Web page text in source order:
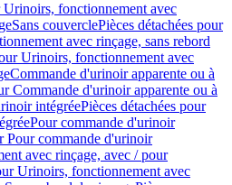
Urinoirs, fonctionnement avec
Sans couverclePièces détachées pour
avec rinçage, sans rebord
Urinoirs, fonctionnement avec
Commande d'urinoir apparente ou à
Commande d'urinoir apparente ou à
intégréePièces détachées pour
Pour commande d'urinoir
Pour commande d'urinoir
avec rinçage, avec / pour
Urinoirs, fonctionnement avec